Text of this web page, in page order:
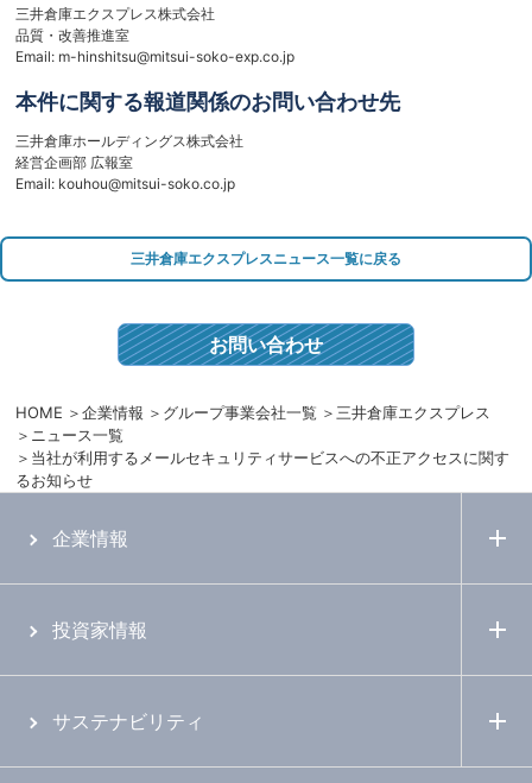
三井倉庫エクスプレス株式会社
品質・改善推進室
Email: m-hinshitsu@mitsui-soko-exp.co.jp
本件に関する報道関係のお問い合わせ先
三井倉庫ホールディングス株式会社
経営企画部 広報室
Email: kouhou@mitsui-soko.co.jp
三井倉庫エクスプレスニュース一覧に戻る
お問い合わせ
HOME 企業情報 グループ事業会社一覧
三井倉庫エクスプレス
ニュース一覧
当社が利用するメールセキュリティサービスへの不正アクセスに関す
るお知らせ
企業情報
投資家情報
サステナビリティ